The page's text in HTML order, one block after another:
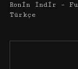
Ronin İndir –
Türkçe